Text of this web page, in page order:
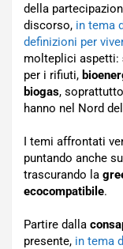
della
discorso, in tema
definizioni per
molteplici aspetti:
per i rifiuti,
biogas,
hanno nel Nord
I temi affrontati
puntando anche
trascurando la
ecocompatibile.
Partire dalla
presente, in tema